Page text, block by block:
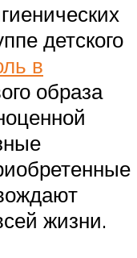
детского
в
образа
жизни.